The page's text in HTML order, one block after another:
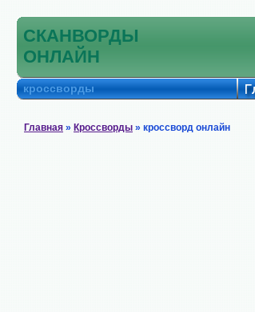
СКАНВОРДЫ
ОНЛАЙН
кроссворды
Главная » Кроссворды » кроссворд онлайн